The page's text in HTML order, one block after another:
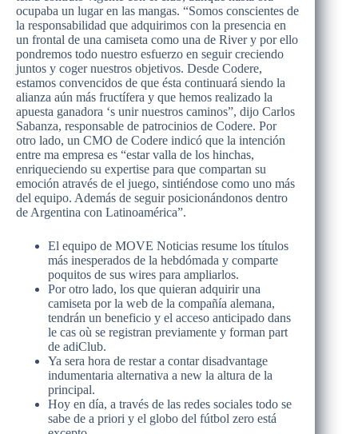
ocupaba un lugar en las mangas. “Somos conscientes de
la responsabilidad que adquirimos con la presencia en
un frontal de una camiseta como una de River y por ello
pondremos todo nuestro esfuerzo en seguir creciendo
juntos y coger nuestros objetivos. Desde Codere,
estamos convencidos de que ésta continuará siendo la
alianza aún más fructífera y que hemos realizado la
apuesta ganadora ‘s unir nuestros caminos”, dijo Carlos
Sabanza, responsable de patrocinios de Codere. Por
otro lado, un CMO de Codere indicó que la intención
entre ma empresa es “estar valla de los hinchas,
enriqueciendo su expertise para que compartan su
emoción através de el juego, sintiéndose como uno más
del equipo. Además de seguir posicionándonos dentro
de Argentina con Latinoamérica”.
El equipo de MOVE Noticias resume los títulos
más inesperados de la hebdómada y comparte
poquitos de sus wires para ampliarlos.
Por otro lado, los que quieran adquirir una
camiseta por la web de la compañía alemana,
tendrán un beneficio y el acceso anticipado dans
le cas où se registran previamente y forman part
de adiClub.
Ya sera hora de restar a contar disadvantage
indumentaria alternativa a new la altura de la
principal.
Hoy en día, a través de las redes sociales todo se
sabe de a priori y el globo del fútbol zero está